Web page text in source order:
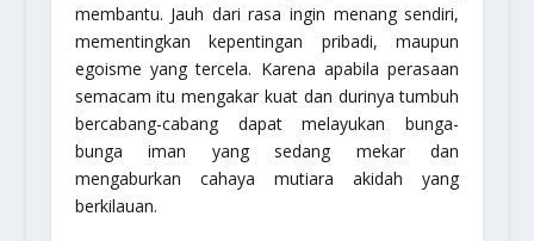
membantu. Jauh dari rasa ingin menang sendiri,
mementingkan kepentingan pribadi, maupun
egoisme yang tercela. Karena apabila perasaan
semacam itu mengakar kuat dan durinya tumbuh
bercabang-cabang dapat melayukan bunga-
bunga iman yang sedang mekar dan
mengaburkan cahaya mutiara akidah yang
berkilauan.